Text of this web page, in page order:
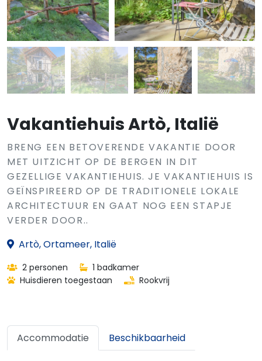
Vakantiehuis Artò, Italië
BRENG EEN BETOVERENDE VAKANTIE DOOR
MET UITZICHT OP DE BERGEN IN DIT
GEZELLIGE VAKANTIEHUIS. JE VAKANTIEHUIS IS
GEÏNSPIREERD OP DE TRADITIONELE LOKALE
ARCHITECTUUR EN GAAT NOG EEN STAPJE
VERDER DOOR..
Artò, Ortameer, Italië
2 personen
1 badkamer
Huisdieren toegestaan
Rookvrij
Accommodatie Beschikbaarheid